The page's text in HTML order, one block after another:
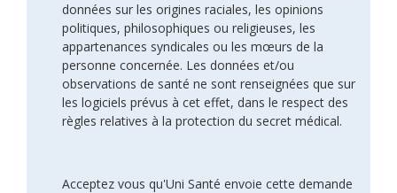
données sur les origines raciales, les opinions
politiques, philosophiques ou religieuses, les
appartenances syndicales ou les mœurs de la
personne concernée. Les données et/ou
observations de santé ne sont renseignées que sur
les logiciels prévus à cet effet, dans le respect des
règles relatives à la protection du secret médical.
Acceptez vous qu'Uni Santé envoie cette demande